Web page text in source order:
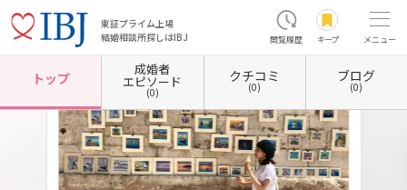
東証プライム上場
結婚相談所探しはIBJ
閲覧履歴 キープ メニュー
ホーム 東京都の結婚相談所 東京都武蔵野市 Cups of Tea
トップ
成婚者
エピソード
(0)
クチコミ
(0)
ブログ
(0)